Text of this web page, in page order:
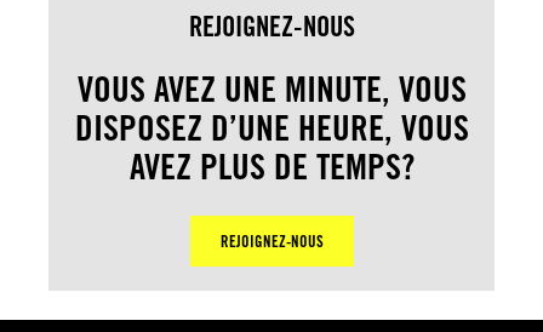
REJOIGNEZ-NOUS
VOUS AVEZ UNE MINUTE, VOUS
DISPOSEZ D’UNE HEURE, VOUS
AVEZ PLUS DE TEMPS?
REJOIGNEZ-NOUS